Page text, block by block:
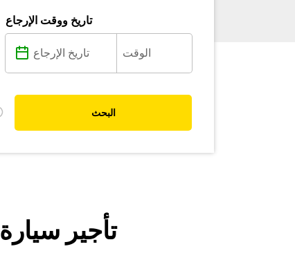
تاريخ ووقت الإرجاع
البحث
تأجير سيارة 4 مقاعد | استأجر سيارة 4 مقاعد مع يوروبكار